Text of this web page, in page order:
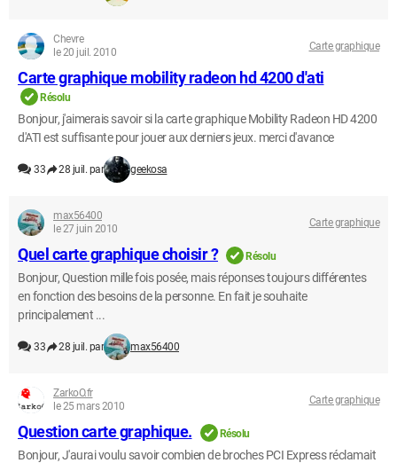
Chevre
le 20 juil. 2010
Carte graphique
Carte graphique mobility radeon hd 4200 d'ati
Résolu
Bonjour, j'aimerais savoir si la carte graphique Mobility Radeon HD 4200
d'ATI est suffisante pour jouer aux derniers jeux. merci d'avance
33 28 juil. par geekosa
max56400
le 27 juin 2010
Carte graphique
Quel carte graphique choisir ? Résolu
Bonjour, Question mille fois posée, mais réponses toujours différentes
en fonction des besoins de la personne. En fait je souhaite
principalement ...
33 28 juil. par max56400
ZarkoO.fr
le 25 mars 2010
Carte graphique
Question carte graphique. Résolu
Bonjour, J'aurai voulu savoir combien de broches PCI Express réclamait